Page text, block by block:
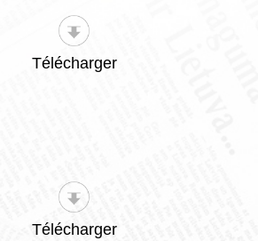
Télécharger
Télécharger